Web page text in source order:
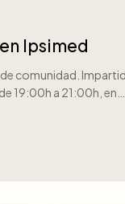
Ipsimed
de comunidad.
19:00h a 21:00h, en…